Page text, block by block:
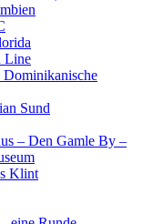
Line
Sund
– Den Gamle By –
Klint